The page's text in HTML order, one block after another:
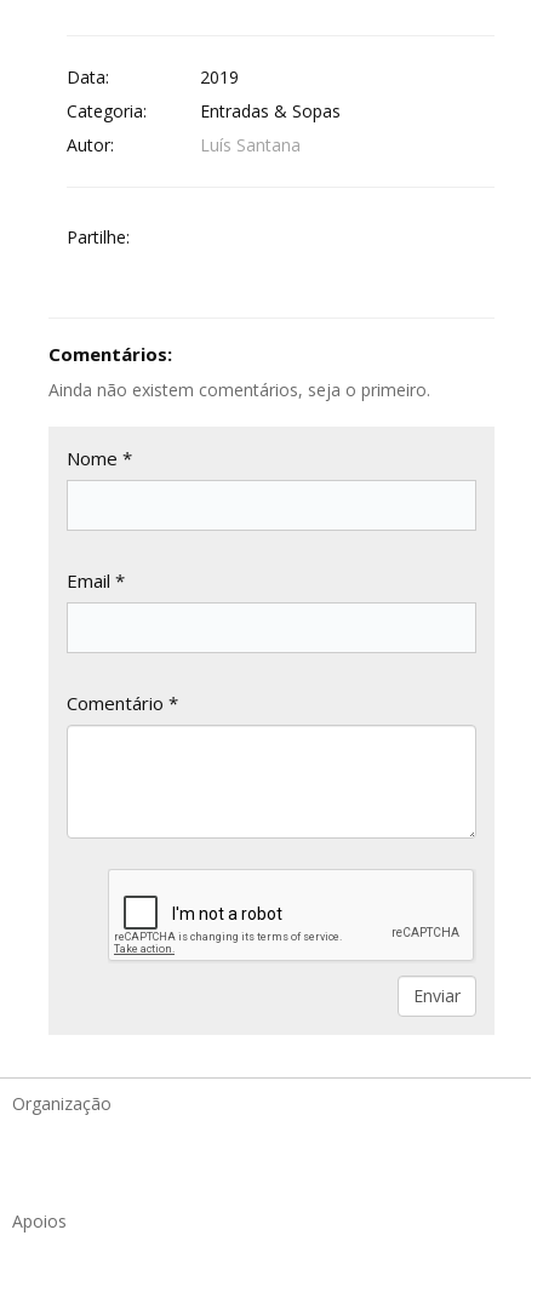
Data:
2019
Categoria:
Entradas & Sopas
Autor:
Luís Santana
Partilhe:
Comentários:
Ainda não existem comentários, seja o primeiro.
Nome *
Email *
Comentário *
Organização
Apoios